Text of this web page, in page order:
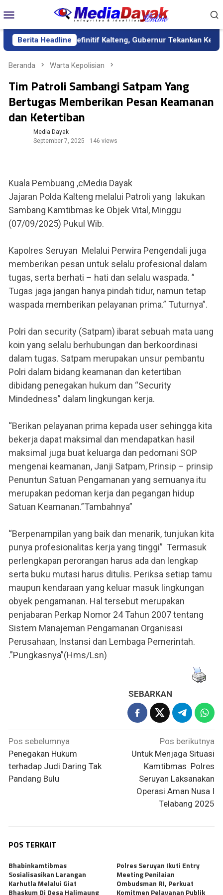
ke
kontenMobile
Berita Headline
Sekda Definitif Kalteng, Gubernur Tekankan Kerja
Beranda Warta Kepolisian
Tim Patroli Sambangi Satpam Yang
Bertugas Memberikan Pesan Keamanan
dan Ketertiban
Media Dayak
September 7, 2025
146 views
Kuala Pembuang ,cMedia Dayak
Jajaran Polda Kalteng melalui Patroli yang lakukan
Sambang Kamtibmas ke Objek Vital, Minggu
(07/09/2025) Pukul Wib.
Kapolres Seruyan Melalui Perwira Pengendali juga
memberikan pesan untuk selalu profesional dalam
tugas, serta berhati – hati dan selalu waspada. ”
Tugas jaga jangan hanya pindah tidur, namun tetap
waspada memberikan pelayanan prima.” Tuturnya”.
Polri dan security (Satpam) ibarat sebuah mata uang
koin yang selalu berhubungan dan berkoordinasi
dalam tugas. Satpam merupakan unsur pembantu
Polri dalam bidang keamanan dan ketertiban
dibidang penegakan hukum dan “Security
Mindedness” dalam lingkungan kerja.
“Berikan pelayanan prima kepada user sehingga kita
bekerja dapat maksimal dan mendapatkan hasil
maksimal juga buat keluarga dan pedomani SOP
mengenai keamanan, Janji Satpam, Prinsip – prinsip
Penuntun Satuan Pengamanan yang semuanya itu
merupakan pedoman kerja dan pegangan hidup
Satuan Keamanan.”Tambahnya”
“Berpenampilan yang baik dan menarik, tunjukan kita
punya profesionalitas kerja yang tinggi” Termasuk
perlengkapan perorangan harus ada dan lengkap
serta buku mutasi harus ditulis. Periksa setiap tamu
maupun kendaraan yang keluar masuk lingkungan
obyek pengamanan. Hal tersebut merupakan
penjabaran Perkap Nomor 24 Tahun 2007 tentang
Sistem Manajeman Pengamanan Organisasi
Perusahaan, Instansi dan Lembaga Pemerintah.
.”Pungkasnya”(Hms/Lsn)
SEBARKAN
Navigasi
pos
Pos sebelumnya
Penegakan Hukum
terhadap Judi Daring Tak
Pandang Bulu
Pos berikutnya
Untuk Menjaga Situasi
Kamtibmas Polres
Seruyan Laksanakan
Operasi Aman Nusa I
Telabang 2025
POS TERKAIT
Bhabinkamtibmas
Sosialisasikan Larangan
Karhutla Melalui Giat
Bhaskum Di Desa Halimaung
Polres Seruyan Ikuti Entry
Meeting Penilaian
Ombudsman RI, Perkuat
Komitmen Pelayanan Publik